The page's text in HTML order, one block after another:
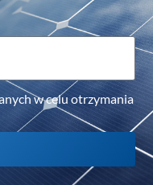
w celu otrzymania